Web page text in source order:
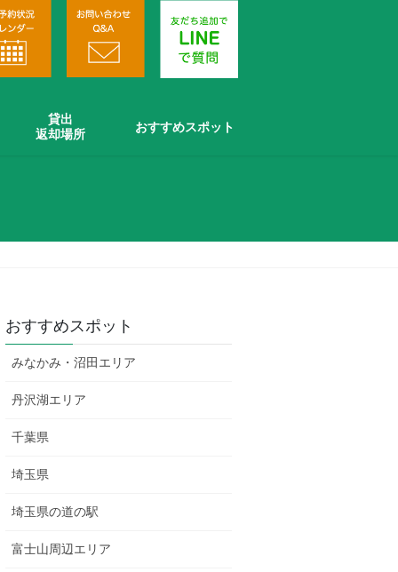
貸出
返却場所
おすすめスポット
おすすめスポット
みなかみ・沼田エリア
丹沢湖エリア
千葉県
埼玉県
埼玉県の道の駅
富士山周辺エリア